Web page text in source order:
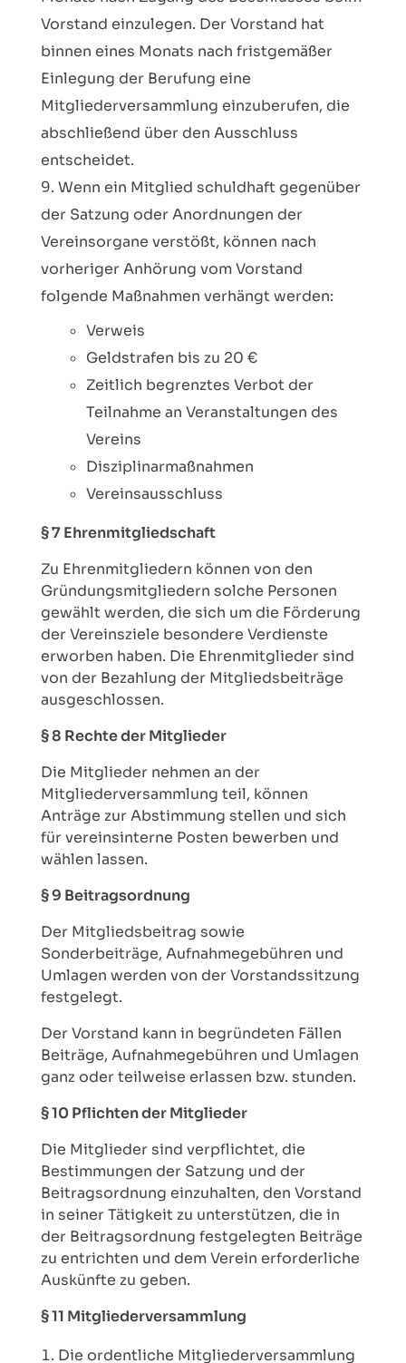
Vorstand einzulegen. Der Vorstand hat
binnen eines Monats nach fristgemäßer
Einlegung der Berufung eine
Mitgliederversammlung einzuberufen, die
abschließend über den Ausschluss
entscheidet.
Wenn ein Mitglied schuldhaft gegenüber
der Satzung oder Anordnungen der
Vereinsorgane verstößt, können nach
vorheriger Anhörung vom Vorstand
folgende Maßnahmen verhängt werden:
Verweis
Geldstrafen bis zu 20 €
Zeitlich begrenztes Verbot der
Teilnahme an Veranstaltungen des
Vereins
Disziplinarmaßnahmen
Vereinsausschluss
§ 7 Ehrenmitgliedschaft
Zu Ehrenmitgliedern können von den
Gründungsmitgliedern solche Personen
gewählt werden, die sich um die Förderung
der Vereinsziele besondere Verdienste
erworben haben. Die Ehrenmitglieder sind
von der Bezahlung der Mitgliedsbeiträge
ausgeschlossen.
§ 8 Rechte der Mitglieder
Die Mitglieder nehmen an der
Mitgliederversammlung teil, können
Anträge zur Abstimmung stellen und sich
für vereinsinterne Posten bewerben und
wählen lassen.
§ 9 Beitragsordnung
Der Mitgliedsbeitrag sowie
Sonderbeiträge, Aufnahmegebühren und
Umlagen werden von der Vorstandssitzung
festgelegt.
Der Vorstand kann in begründeten Fällen
Beiträge, Aufnahmegebühren und Umlagen
ganz oder teilweise erlassen bzw. stunden.
§ 10 Pflichten der Mitglieder
Die Mitglieder sind verpflichtet, die
Bestimmungen der Satzung und der
Beitragsordnung einzuhalten, den Vorstand
in seiner Tätigkeit zu unterstützen, die in
der Beitragsordnung festgelegten Beiträge
zu entrichten und dem Verein erforderliche
Auskünfte zu geben.
§ 11 Mitgliederversammlung
Die ordentliche Mitgliederversammlung